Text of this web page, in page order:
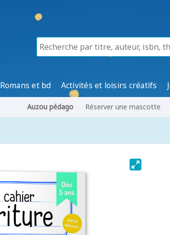
Romans et bd Activités et loisirs créatifs
Auzou pédago Réserver une mascotte